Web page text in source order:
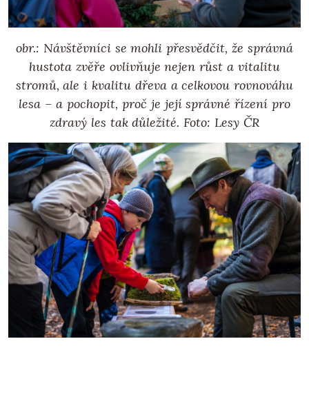
obr.: Návštěvníci se mohli přesvědčit, že správná
hustota zvěře ovlivňuje nejen růst a vitalitu
stromů, ale i kvalitu dřeva a celkovou rovnováhu
lesa – a pochopit, proč je její správné řízení pro
zdravý les tak důležité.Foto: Lesy ČR